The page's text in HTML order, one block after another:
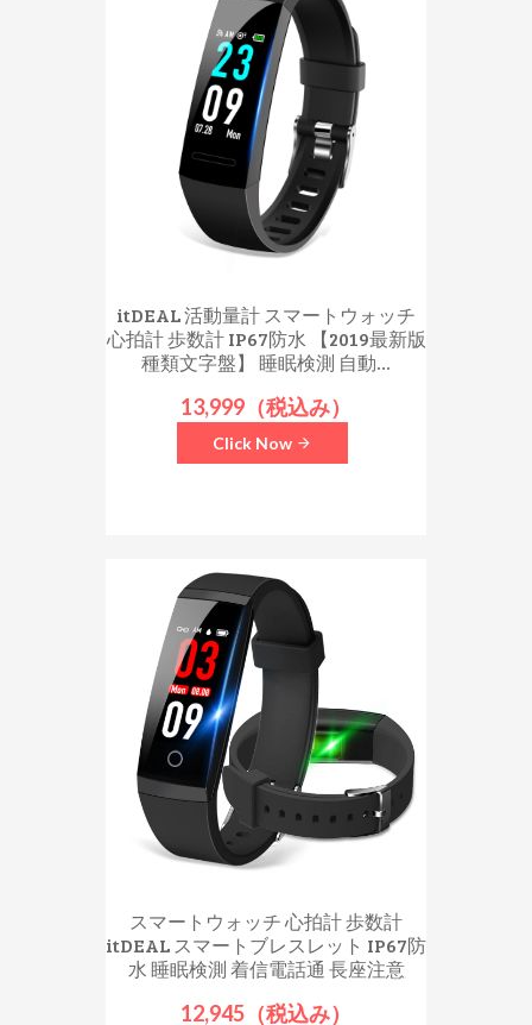
itDEAL 活動量計 スマートウォッチ
心拍計 歩数計 IP67防水 【2019最新版
種類文字盤】 睡眠検測 自動...
13,999（税込み）
Click Now
スマートウォッチ 心拍計 歩数計
itDEAL スマートブレスレット IP67防
水 睡眠検測 着信電話通 長座注意
12,945（税込み）